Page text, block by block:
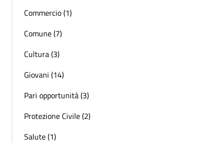
Commercio (1)
Comune (7)
Cultura (3)
Giovani (14)
Pari opportunità (3)
Protezione Civile (2)
Salute (1)